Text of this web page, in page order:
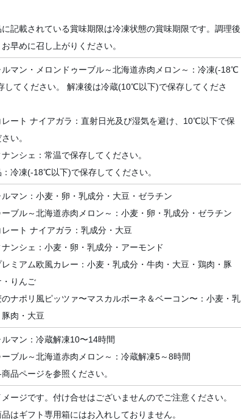
記載されている賞味期限は冷凍状態の賞味期限です。調理後
早めに召し上がりください。
ルマン・メロンドゥーブル～北海道赤肉メロン～：冷凍(-18℃
してください。 解凍後は冷蔵(10℃以下)で保存してくださ
レート ナイアガラ：直射日光及び湿気を避け、10℃以下で保
い。
ンシェ：常温で保存してください。
冷凍(-18℃以下)で保存してください。
ルマン：小麦・卵・乳成分・大豆・ゼラチン
ーブル～北海道赤肉メロン～：小麦・卵・乳成分・ゼラチン
レート ナイアガラ：乳成分・大豆
ナンシェ：小麦・卵・乳成分・アーモンド
ミアム欧風カレー：小麦・乳成分・牛肉・大豆・鶏肉・豚
りんご
ナポリ風ピッツァ〜マスカルポーネ＆ベーコン〜：小麦・乳
肉・大豆
ルマン：冷蔵解凍10〜14時間
ーブル～北海道赤肉メロン～：冷蔵解凍5～8時間
品ページを参照ください。
ージです。付け合せはございませんのでご注意ください。
はギフト専用箱にはお入れしておりません。